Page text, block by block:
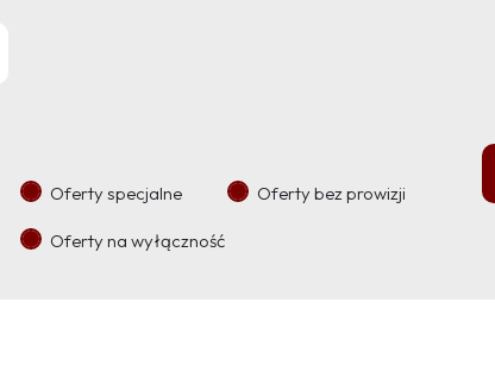
Oferty specjalne Oferty bez prowizji
Oferty na wyłączność